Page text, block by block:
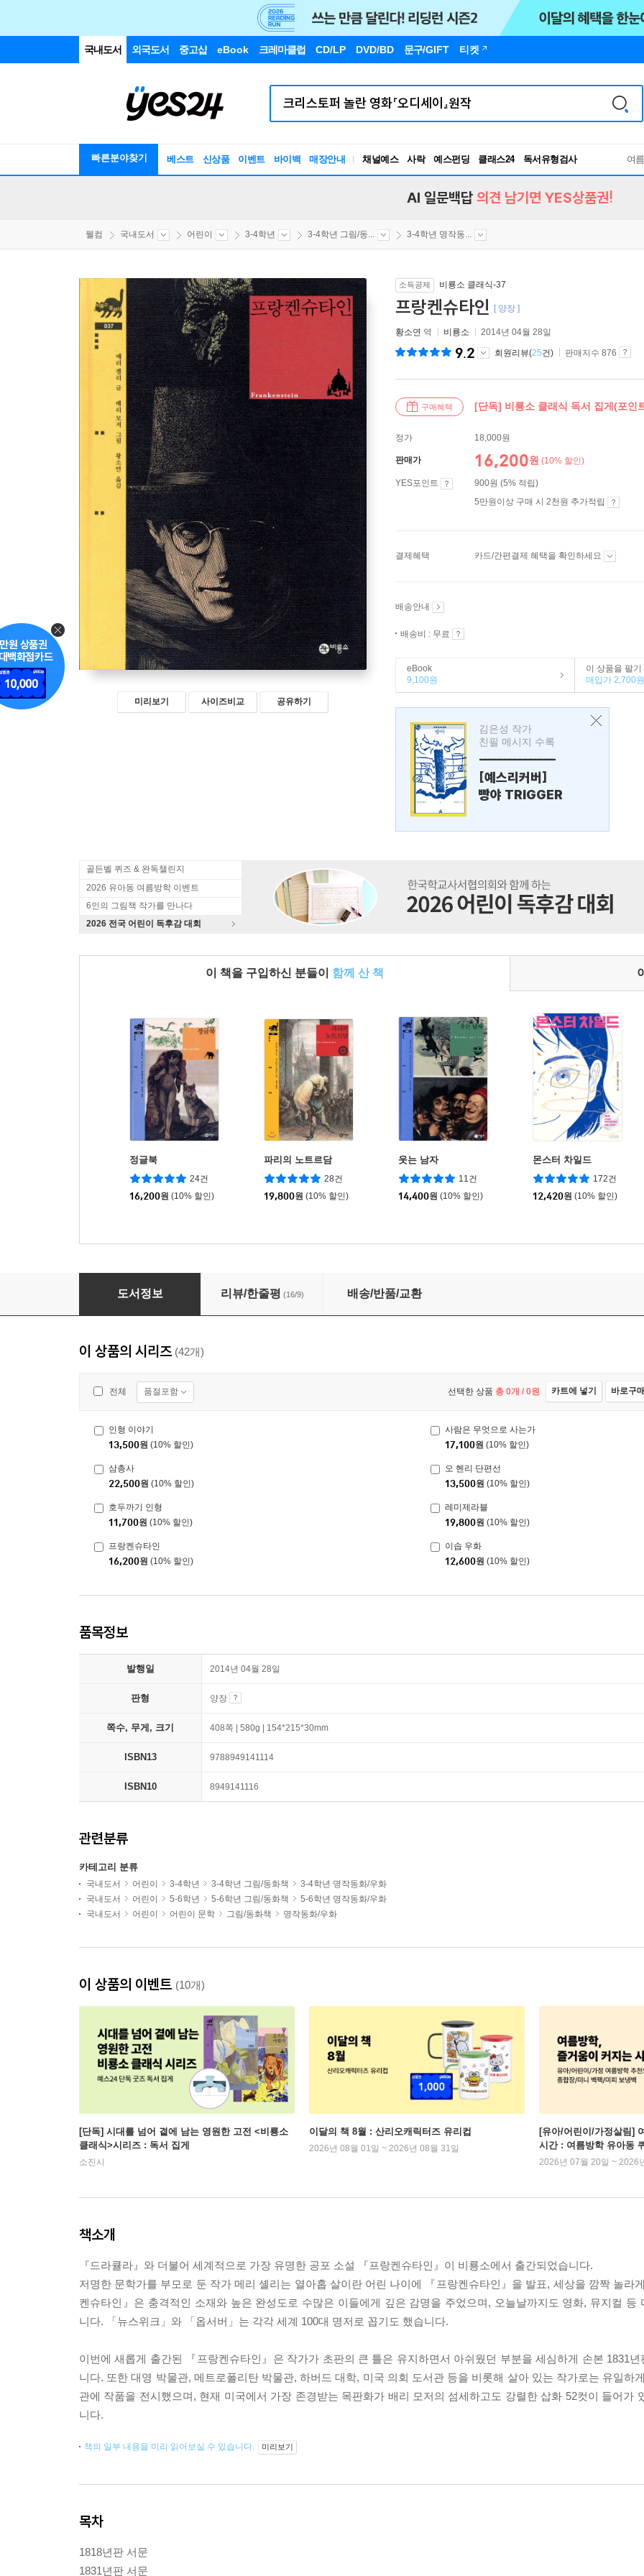
국내도서 외국도서 중고샵 eBook 크레마클럽 CD/LP DVD/BD 문구/GIFT 티켓
빠른분야찾기 베스트 신상품 이벤트 바이백 매장안내 채널예스 사락 예스펀딩 클래스24
RBTI Lab
독서유형검사
여
AI 일문백답 의견 남기면 YES상품권!
웰컴 국내도서 어린이 3-4학년 3-4학년 그림/동... 3-4학년 명작동...
미리보기 사이즈비교 공유하기
소득공제 비룡소 클래식-37
프랑켄슈타인 [ 양장 ]
황소연 역 비룡소 2014년 04월 28일
9.2 회원리뷰(25건) 판매지수 876
구매혜택 [단독] 비룡소 클래식 독서 집게(포인
정가 18,000원
판매가 16,200원 (10% 할인)
YES포인트
900원 (5% 적립)
5만원이상 구매 시 2천원 추가적립
결제혜택 카드/간편결제 혜택을 확인하세요
배송안내
배송비 : 무료
eBook
9,100원
이 상품을 팔기
매입가 2,700원
김은성 작가
친필 메시지 수록
---------------
[예스리커버]
빵야 TRIGGER
골든벨 퀴즈 & 완독챌린지
2026 유아동 여름방학 이벤트
6인의 그림책 작가를 만나다
2026 전국 어린이 독후감 대회
이 책을 구입하신 분들이 함께 산 책
정글북
24건
16,200원 (10% 할인)
파리의 노트르담
28건
19,800원 (10% 할인)
웃는 남자
11건
14,400원 (10% 할인)
몬스터 차일드
172건
12,420원 (10% 할인)
프랑켄슈타인
도서정보 리뷰/한줄평 (16/9) 배송/반품/교환
이 상품의 시리즈 (42개)
전체 품절포함 선택한 상품 총 0개 / 0원 카트에 넣기 바로구
인형 이야기
13,500원 (10% 할인)
사람은 무엇으로 사는가
17,100원 (10% 할인)
삼총사
22,500원 (10% 할인)
오 헨리 단편선
13,500원 (10% 할인)
호두까기 인형
11,700원 (10% 할인)
레미제라블
19,800원 (10% 할인)
프랑켄슈타인
16,200원 (10% 할인)
이솝 우화
12,600원 (10% 할인)
품목정보
발행일 2014년 04월 28일
판형 양장
쪽수, 무게, 크기 408쪽 | 580g | 154*215*30mm
ISBN13 9788949141114
ISBN10 8949141116
관련분류
카테고리 분류
국내도서 어린이 3-4학년 3-4학년 그림/동화책
3-4학년 명작동화/우화
국내도서
어린이 5-6학년 5-6학년 그림/동화책
5-6학년 명작동화/우화
국내도서
어린이 어린이 문학 그림/동화책 명작동화/우화
이 상품의 이벤트 (10개)
[단독] 시대를 넘어 곁에 남는 영원한 고전 <비룡소
클래식>시리즈 : 독서 집게
소진시
이달의 책 8월 : 산리오캐릭터즈 유리컵
2026년 08월 01일 ~ 2026년 08월 31일
[유아/어린이/가정살림]
시간 : 여름방학 유아동
2026년 07월 20일 ~ 2026
책소개
『드라큘라』와 더불어 세계적으로 가장 유명한 공포 소설 『프랑켄슈타인』이 비룡소에서 출간되었습니다.
저명한 문학가를 부모로 둔 작가 메리 셸리는 열아홉 살이란 어린 나이에 『프랑켄슈타인』을 발표, 세상을 깜짝 놀라
켄슈타인』은 충격적인 소재와 높은 완성도로 수많은 이들에게 깊은 감명을 주었으며, 오늘날까지도 영화, 뮤지컬 등
니다. 「뉴스위크」와 「옵서버」는 각각 세계 100대 명저로 꼽기도 했습니다.
이번에 새롭게 출간된 『프랑켄슈타인』은 작가가 초판의 큰 틀은 유지하면서 아쉬웠던 부분을 세심하게 손본 1831
니다. 또한 대영 박물관, 메트로폴리탄 박물관, 하버드 대학, 미국 의회 도서관 등을 비롯해 살아 있는 작가로는 유일하
관에 작품을 전시했으며, 현재 미국에서 가장 존경받는 목판화가 배리 모저의 섬세하고도 강렬한 삽화 52컷이 들어가
니다.
책의 일부 내용을 미리 읽어보실 수 있습니다. 미리보기
목차
1818년판 서문
1831년판 서문